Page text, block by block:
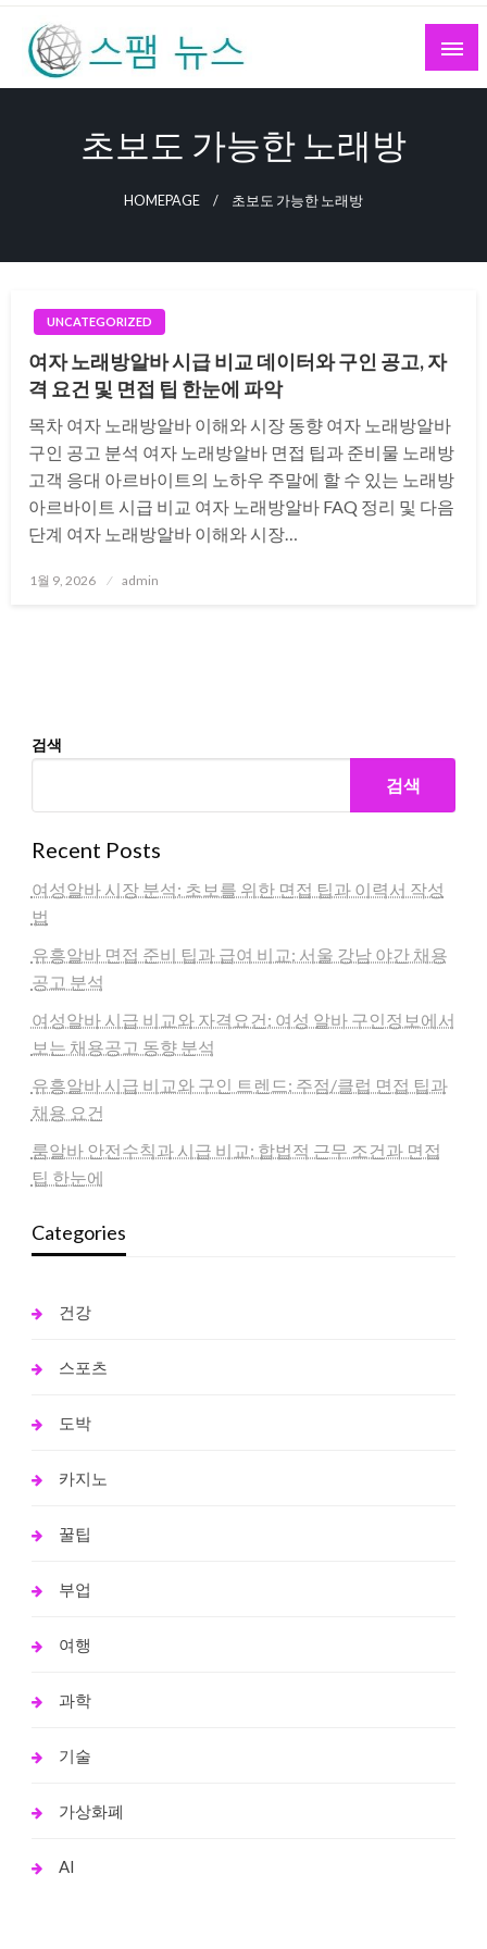
Skip
content
초보도 가능한 노래방
HOMEPAGE 초보도 가능한 노래방
UNCATEGORIZED
여자 노래방알바 시급 비교 데이터와 구인 공고, 자
격 요건 및 면접 팁 한눈에 파악
목차 여자 노래방알바 이해와 시장 동향 여자 노래방알바
구인 공고 분석 여자 노래방알바 면접 팁과 준비물 노래방
고객 응대 아르바이트의 노하우 주말에 할 수 있는 노래방
아르바이트 시급 비교 여자 노래방알바 FAQ 정리 및 다음
단계 여자 노래방알바 이해와 시장…
Posted
1월 9, 2026 admin
검색
검색
Recent Posts
여성알바 시장 분석: 초보를 위한 면접 팁과 이력서 작성
법
유흥알바 면접 준비 팁과 급여 비교: 서울 강남 야간 채용
공고 분석
여성알바 시급 비교와 자격요건: 여성 알바 구인정보에서
보는 채용공고 동향 분석
유흥알바 시급 비교와 구인 트렌드: 주점/클럽 면접 팁과
채용 요건
룸알바 안전수칙과 시급 비교: 합법적 근무 조건과 면접
팁 한눈에
Categories
건강
스포츠
도박
카지노
꿀팁
부업
여행
과학
기술
가상화폐
AI